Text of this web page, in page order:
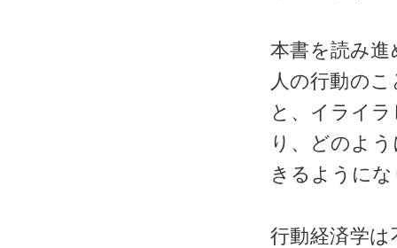
本書を読み
人の行動の
と、イライ
り、どのよ
きるように
行動経済学